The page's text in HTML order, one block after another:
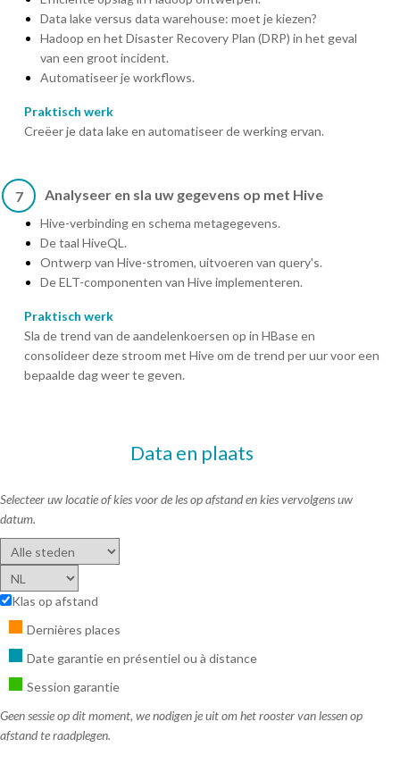
Data lake versus data warehouse: moet je kiezen?
Hadoop en het Disaster Recovery Plan (DRP) in het geval
van een groot incident.
Automatiseer je workflows.
Praktisch werk
Creëer je data lake en automatiseer de werking ervan.
7 Analyseer en sla uw gegevens op met Hive
Hive-verbinding en schema metagegevens.
De taal HiveQL.
Ontwerp van Hive-stromen, uitvoeren van query's.
De ELT-componenten van Hive implementeren.
Praktisch werk
Sla de trend van de aandelenkoersen op in HBase en
consolideer deze stroom met Hive om de trend per uur voor een
bepaalde dag weer te geven.
Data en plaats
Selecteer uw locatie of kies voor de les op afstand en kies vervolgens uw
datum.
Klas op afstand
Dernières places
Date garantie en présentiel ou à distance
Session garantie
Geen sessie op dit moment, we nodigen je uit om het rooster van lessen op
afstand te raadplegen.